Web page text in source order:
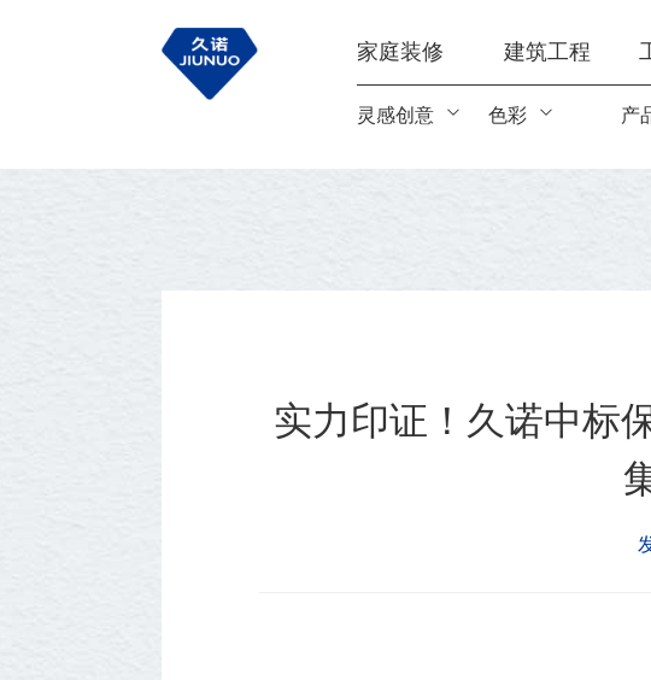
家庭装修
灵感创意 色彩 产
建筑工程
实力印证！久诺中标